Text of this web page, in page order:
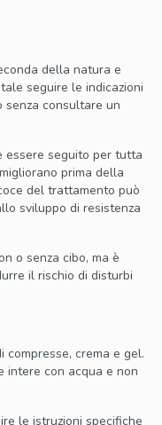
della natura e
seguire le indicazioni
senza consultare un
essere seguito per tutta
prima della
del trattamento può
sviluppo di resistenza
o senza cibo, ma è
il rischio di disturbi
compresse, crema e gel.
intere con acqua e non
le istruzioni specifiche